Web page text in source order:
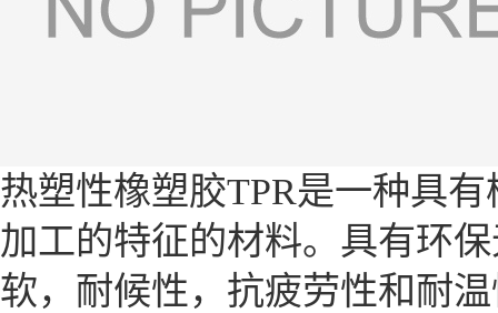
热塑性橡塑胶TPR是一种具
加工的特征的材料。具有环
软，耐候性，抗疲劳性和耐